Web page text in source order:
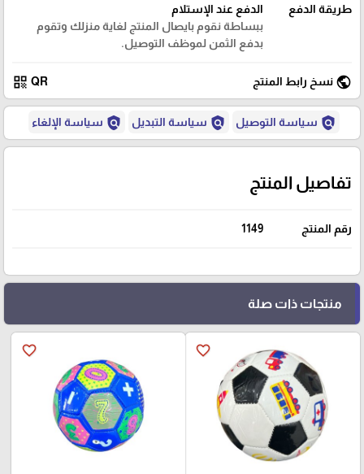
طريقة الدفع
الدفع عند الإستلام
ببساطة نقوم بايصال المنتج لغاية منزلك وتقوم
بدفع الثمن لموظف التوصيل.
public نسخ رابط المنتج QR
qr_code
policy سياسة التوصيل policy سياسة التبديل policy سياسة الإلغاء
تفاصيل المنتج
رقم المنتج 1149
منتجات ذات صلة
favorite_border
favorite_border